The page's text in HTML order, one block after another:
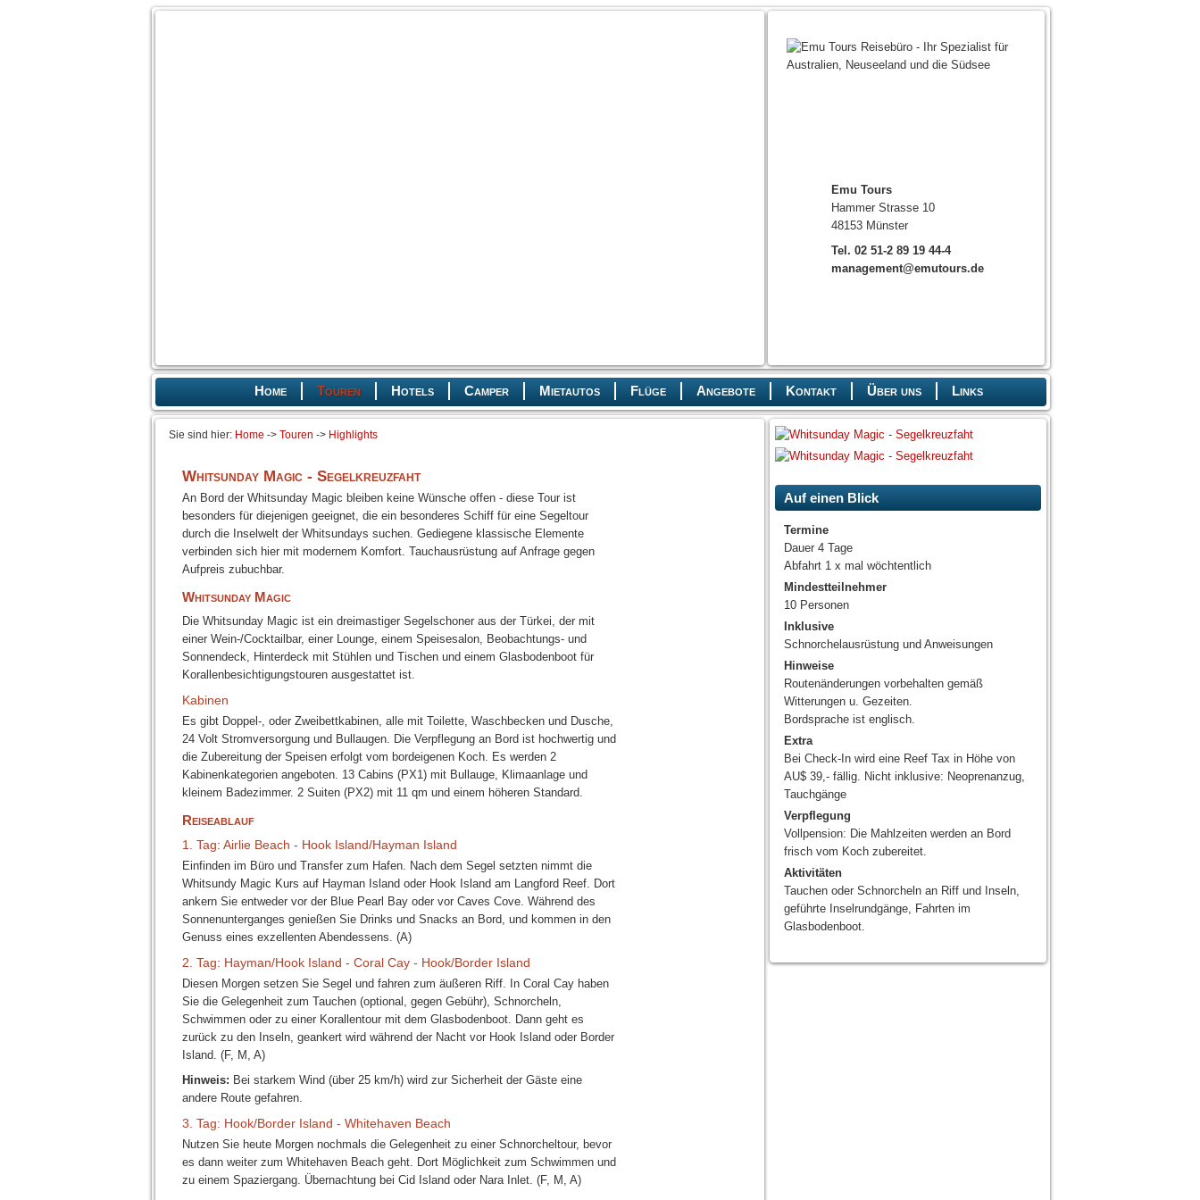
Emu Tours
Hammer Strasse 10
48153 Münster
Tel. 02 51-2 89 19 44-4
management@emutours.de
Home Touren Hotels Camper Mietautos Flüge Angebote Kontakt Über uns Links
Sie sind hier: Home -> Touren -> Highlights
Whitsunday Magic - Segelkreuzfaht
An Bord der Whitsunday Magic bleiben keine Wünsche offen - diese Tour ist
besonders für diejenigen geeignet, die ein besonderes Schiff für eine Segeltour
durch die Inselwelt der Whitsundays suchen. Gediegene klassische Elemente
verbinden sich hier mit modernem Komfort. Tauchausrüstung auf Anfrage gegen
Aufpreis zubuchbar.
Whitsunday Magic
Die Whitsunday Magic ist ein dreimastiger Segelschoner aus der Türkei, der mit
einer Wein-/Cocktailbar, einer Lounge, einem Speisesalon, Beobachtungs- und
Sonnendeck, Hinterdeck mit Stühlen und Tischen und einem Glasbodenboot für
Korallenbesichtigungstouren ausgestattet ist.
Kabinen
Es gibt Doppel-, oder Zweibettkabinen, alle mit Toilette, Waschbecken und Dusche,
24 Volt Stromversorgung und Bullaugen. Die Verpflegung an Bord ist hochwertig und
die Zubereitung der Speisen erfolgt vom bordeigenen Koch. Es werden 2
Kabinenkategorien angeboten. 13 Cabins (PX1) mit Bullauge, Klimaanlage und
kleinem Badezimmer. 2 Suiten (PX2) mit 11 qm und einem höheren Standard.
Reiseablauf
1. Tag: Airlie Beach - Hook Island/Hayman Island
Einfinden im Büro und Transfer zum Hafen. Nach dem Segel setzten nimmt die
Whitsundy Magic Kurs auf Hayman Island oder Hook Island am Langford Reef. Dort
ankern Sie entweder vor der Blue Pearl Bay oder vor Caves Cove. Während des
Sonnenunterganges genießen Sie Drinks und Snacks an Bord, und kommen in den
Genuss eines exzellenten Abendessens. (A)
2. Tag: Hayman/Hook Island - Coral Cay - Hook/Border Island
Diesen Morgen setzen Sie Segel und fahren zum äußeren Riff. In Coral Cay haben
Sie die Gelegenheit zum Tauchen (optional, gegen Gebühr), Schnorcheln,
Schwimmen oder zu einer Korallentour mit dem Glasbodenboot. Dann geht es
zurück zu den Inseln, geankert wird während der Nacht vor Hook Island oder Border
Island. (F, M, A)
Hinweis: Bei starkem Wind (über 25 km/h) wird zur Sicherheit der Gäste eine
andere Route gefahren.
3. Tag: Hook/Border Island - Whitehaven Beach
Nutzen Sie heute Morgen nochmals die Gelegenheit zu einer Schnorcheltour, bevor
es dann weiter zum Whitehaven Beach geht. Dort Möglichkeit zum Schwimmen und
zu einem Spaziergang. Übernachtung bei Cid Island oder Nara Inlet. (F, M, A)
Auf einen Blick
Termine
Dauer 4 Tage
Abfahrt 1 x mal wöchtentlich
Mindestteilnehmer
10 Personen
Inklusive
Schnorchelausrüstung und Anweisungen
Hinweise
Routenänderungen vorbehalten gemäß
Witterungen u. Gezeiten.
Bordsprache ist englisch.
Extra
Bei Check-In wird eine Reef Tax in Höhe von
AU$ 39,- fällig. Nicht inklusive: Neoprenanzug,
Tauchgänge
Verpflegung
Vollpension: Die Mahlzeiten werden an Bord
frisch vom Koch zubereitet.
Aktivitäten
Tauchen oder Schnorcheln an Riff und Inseln,
geführte Inselrundgänge, Fahrten im
Glasbodenboot.